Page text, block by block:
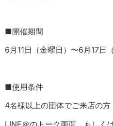
■開催期間
6月11日（金曜日）〜6月17日
■使用条件
4名様以上の団体でご来店の方
LINE＠のトーク画面、もしく